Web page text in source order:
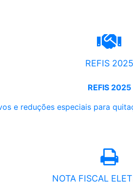
REFIS 2025
REFIS 2025
e reduções especiais para
NOTA FISCAL